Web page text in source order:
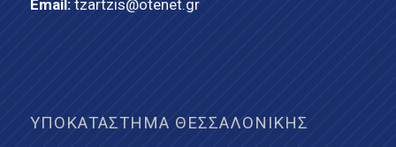
Email: tzartzis@otenet.gr
ΥΠΟΚΑΤΆΣΤΗΜΑ ΘΕΣΣΑΛΟΝΊΚΗΣ